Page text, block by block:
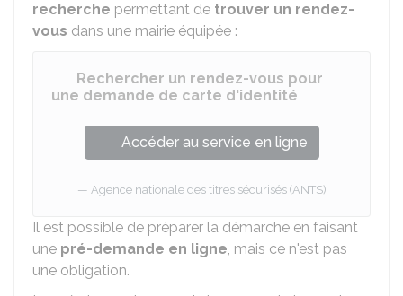
recherche permettant de trouver un rendez-
vous dans une mairie équipée :
Rechercher un rendez-vous pour
une demande de carte d'identité
Accéder au service en ligne
Agence nationale des titres sécurisés (ANTS)
Il est possible de préparer la démarche en faisant
une pré-demande en ligne, mais ce n'est pas
une obligation.